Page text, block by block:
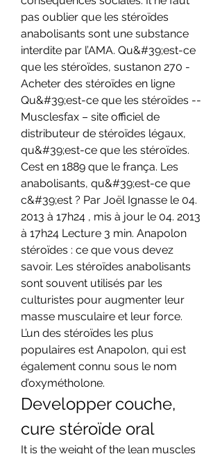
pas oublier que les stéroïdes
anabolisants sont une substance
interdite par l’AMA. Qu&#39;est-ce
que les stéroïdes, sustanon 270 -
Acheter des stéroïdes en ligne
Qu&#39;est-ce que les stéroïdes --
Musclesfax – site officiel de
distributeur de stéroïdes légaux,
qu&#39;est-ce que les stéroïdes.
Cest en 1889 que le frança. Les
anabolisants, qu&#39;est-ce que
c&#39;est ? Par Joël Ignasse le 04.
2013 à 17h24 , mis à jour le 04. 2013
à 17h24 Lecture 3 min. Anapolon
stéroïdes : ce que vous devez
savoir. Les stéroïdes anabolisants
sont souvent utilisés par les
culturistes pour augmenter leur
masse musculaire et leur force.
L’un des stéroïdes les plus
populaires est Anapolon, qui est
également connu sous le nom
d’oxymétholone.
Developper couche,
cure stéroïde oral
It is the weight of the lean muscles